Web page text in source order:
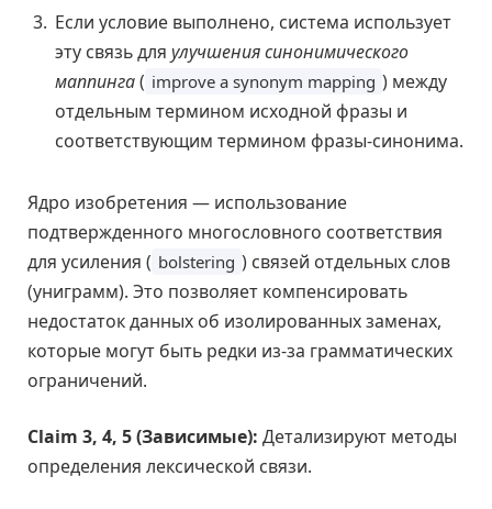
Если условие выполнено, система использует
эту связь для улучшения синонимического
маппинга( improve a synonym mapping ) между
отдельным термином исходной фразы и
соответствующим термином фразы-синонима.
Ядро изобретения — использование
подтвержденного многословного соответствия
для усиления ( bolstering ) связей отдельных слов
(униграмм). Это позволяет компенсировать
недостаток данных об изолированных заменах,
которые могут быть редки из-за грамматических
ограничений.
Claim 3, 4, 5 (Зависимые): Детализируют методы
определения лексической связи.